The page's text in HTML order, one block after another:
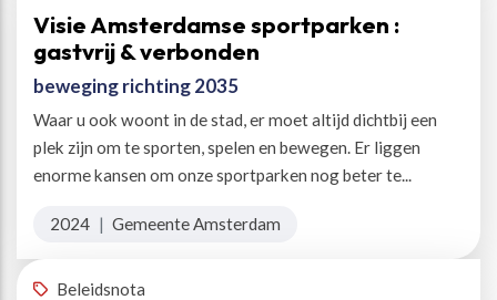
Visie Amsterdamse sportparken :
gastvrij & verbonden
beweging richting 2035
Waar u ook woont in de stad, er moet altijd dichtbij een
plek zijn om te sporten, spelen en bewegen. Er liggen
enorme kansen om onze sportparken nog beter te...
2024 | Gemeente Amsterdam
Beleidsnota